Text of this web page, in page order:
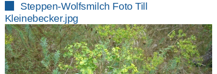
Steppen-Wolfsmilch Foto Till
Kleinebecker.jpg